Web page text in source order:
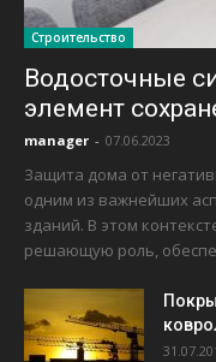
Строительство
Водосточные
элемент
manager - 07.06.2023
Защита дома от
одним из важнейших
зданий. В этом
решающую роль,